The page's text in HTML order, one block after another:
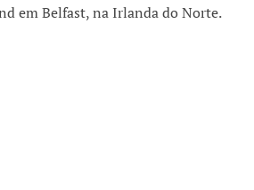
em Belfast, na Irlanda do Norte.